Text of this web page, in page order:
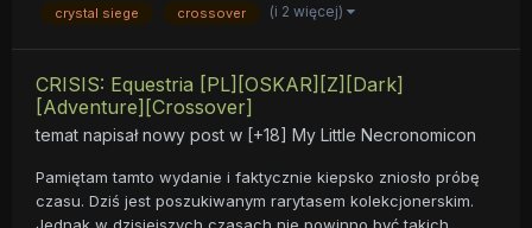
crystal siege crossover (i 2 więcej)
CRISIS: Equestria [PL][OSKAR][Z][Dark]
[Adventure][Crossover]
temat napisał nowy post w [+18] My Little Necronomicon
Pamiętam tamto wydanie i faktycznie kiepsko zniosło próbę
czasu. Dziś jest poszukiwanym rarytasem kolekcjonerskim.